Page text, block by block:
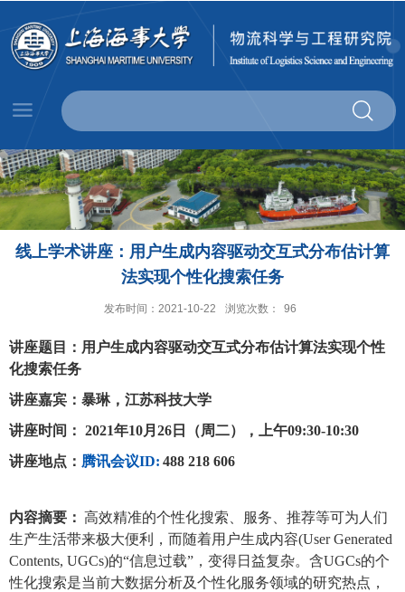
线上学术讲座：用户生成内容驱动交互式分布估计算
法实现个性化搜索任务
发布时间：2021-10-22 浏览次数： 96
讲座题目：用户生成内容驱动交互式分布估计算法实现个性
化搜索任务
讲座嘉宾：暴琳，江苏科技大学
讲座时间： 2021年10月26日（周二），上午09:30-10:30
讲座地点： 腾讯会议ID: 488 218 606
内容摘要 ： 高效精准的个性化搜索、服务、推荐等可为人们
生产生活带来极大便利，而随着用户生成内容(User Generated
Contents, UGCs)的“信息过载”，变得日益复杂。含UGCs的个
性化搜索是当前大数据分析及个性化服务领域的研究热点，